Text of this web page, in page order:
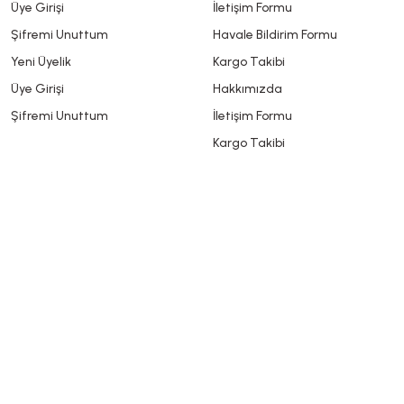
Üye Girişi
Şifremi Unuttum
Yeni Üyelik
Üye Girişi
Şifremi Unuttum
İletişim Formu
Havale Bildirim Formu
Kargo Takibi
Hakkımızda
İletişim Formu
Kargo Takibi